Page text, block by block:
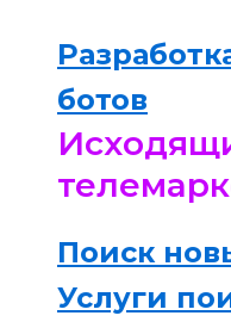
ботов
Поиск
Услуги